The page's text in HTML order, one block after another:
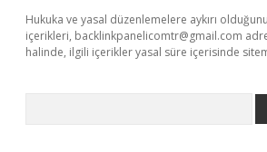
Hukuka ve yasal düzenlemelere aykırı
içerikleri, backlinkpanelicomtr@gmail.com
halinde, ilgili içerikler yasal süre içerisinde